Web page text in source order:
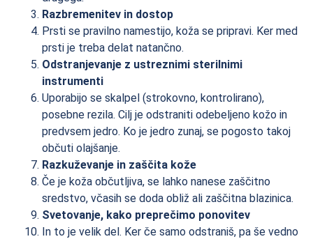
Razbremenitev in dostop
Prsti se pravilno namestijo, koža se pripravi. Ker med
prsti je treba delat natančno.
Odstranjevanje z ustreznimi sterilnimi
instrumenti
Uporabijo se skalpel (strokovno, kontrolirano),
posebne rezila. Cilj je odstraniti odebeljeno kožo in
predvsem jedro. Ko je jedro zunaj, se pogosto takoj
občuti olajšanje.
Razkuževanje in zaščita kože
Če je koža občutljiva, se lahko nanese zaščitno
sredstvo, včasih se doda obliž ali zaščitna blazinica.
Svetovanje, kako preprečimo ponovitev
In to je velik del. Ker če samo odstraniš, pa še vedno